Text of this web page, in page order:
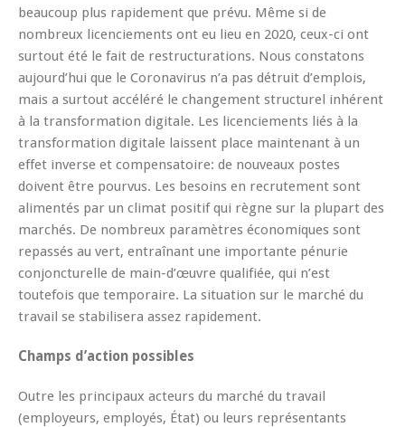
beaucoup plus rapidement que prévu. Même si de
nombreux licenciements ont eu lieu en 2020, ceux-ci ont
surtout été le fait de restructurations. Nous constatons
aujourd’hui que le Coronavirus n’a pas détruit d’emplois,
mais a surtout accéléré le changement structurel inhérent
à la transformation digitale. Les licenciements liés à la
transformation digitale laissent place maintenant à un
effet inverse et compensatoire: de nouveaux postes
doivent être pourvus. Les besoins en recrutement sont
alimentés par un climat positif qui règne sur la plupart des
marchés. De nombreux paramètres économiques sont
repassés au vert, entraînant une importante pénurie
conjoncturelle de main-d’œuvre qualifiée, qui n’est
toutefois que temporaire. La situation sur le marché du
travail se stabilisera assez rapidement.
Champs d’action possibles
Outre les principaux acteurs du marché du travail
(employeurs, employés, État) ou leurs représentants